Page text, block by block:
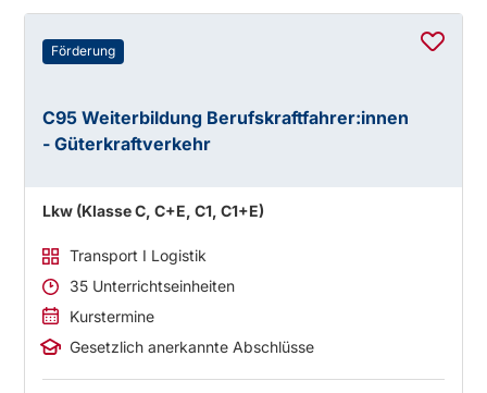
Förderung
C95 Weiterbildung Berufskraftfahrer:innen
- Güterkraftverkehr
Lkw (Klasse C, C+E, C1, C1+E)
Transport I Logistik
35 Unterrichtseinheiten
Kurstermine
Gesetzlich anerkannte Abschlüsse